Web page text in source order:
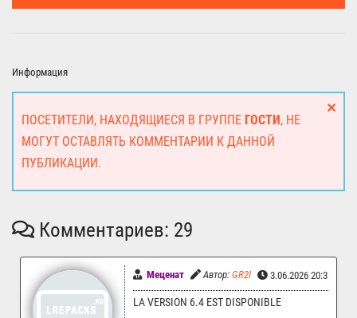
Информация
ПОСЕТИТЕЛИ, НАХОДЯЩИЕСЯ В ГРУППЕ ГОСТИ, НЕ
МОГУТ ОСТАВЛЯТЬ КОММЕНТАРИИ К ДАННОЙ
ПУБЛИКАЦИИ.
Комментариев: 29
Меценат Автор: GR2I 3.06.2026 20:32
LA VERSION 6.4 EST DISPONIBLE